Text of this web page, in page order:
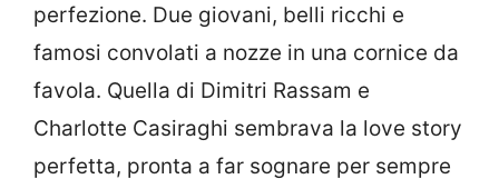
perfezione. Due giovani, belli ricchi e
famosi convolati a nozze in una cornice da
favola. Quella di Dimitri Rassam e
Charlotte Casiraghi sembrava la love story
perfetta, pronta a far sognare per sempre